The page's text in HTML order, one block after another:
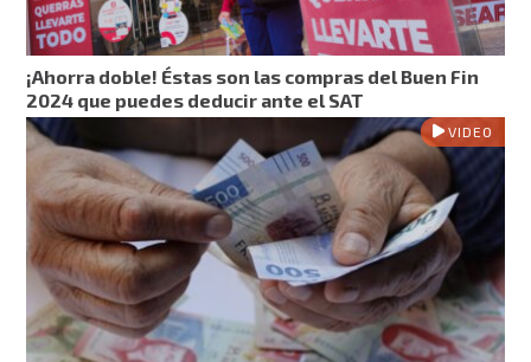
¡Ahorra doble! Éstas son las compras del Buen Fin
2024 que puedes deducir ante el SAT
VIDEO